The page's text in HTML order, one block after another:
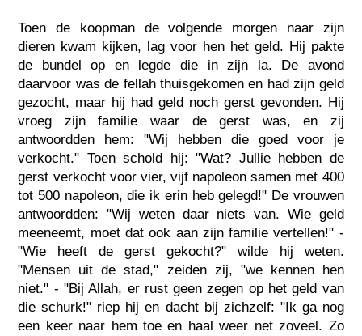
Toen de koopman de volgende morgen naar zijn
dieren kwam kijken, lag voor hen het geld. Hij pakte
de bundel op en legde die in zijn la. De avond
daarvoor was de fellah thuisgekomen en had zijn geld
gezocht, maar hij had geld noch gerst gevonden. Hij
vroeg zijn familie waar de gerst was, en zij
antwoordden hem: "Wij hebben die goed voor je
verkocht." Toen schold hij: "Wat? Jullie hebben de
gerst verkocht voor vier, vijf napoleon samen met 400
tot 500 napoleon, die ik erin heb gelegd!" De vrouwen
antwoordden: "Wij weten daar niets van. Wie geld
meeneemt, moet dat ook aan zijn familie vertellen!" -
"Wie heeft de gerst gekocht?" wilde hij weten.
"Mensen uit de stad," zeiden zij, "we kennen hen
niet." - "Bij Allah, er rust geen zegen op het geld van
die schurk!" riep hij en dacht bij zichzelf: "Ik ga nog
een keer naar hem toe en haal weer net zoveel. Zo